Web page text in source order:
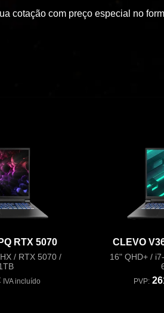
cotação com preço especial no
RTX 5070
/ RTX 5070 /
IVA incluído
CLEVO
16" QHD+ /
PVP: